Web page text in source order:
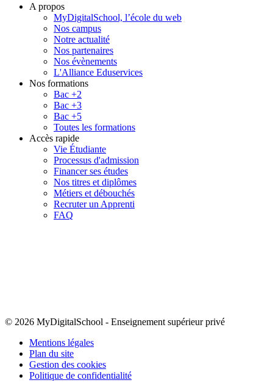
A propos
MyDigitalSchool, l’école du web
Nos campus
Notre actualité
Nos partenaires
Nos évènements
L'Alliance Eduservices
Nos formations
Bac +2
Bac +3
Bac +5
Toutes les formations
Accès rapide
Vie Étudiante
Processus d'admission
Financer ses études
Nos titres et diplômes
Métiers et débouchés
Recruter un Apprenti
FAQ
© 2026 MyDigitalSchool - Enseignement supérieur privé
Mentions légales
Plan du site
Gestion des cookies
Politique de confidentialité